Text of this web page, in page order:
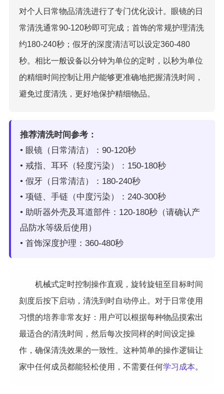
对个人日常物品清洗进行了专门优化设计。眼镜的日
常清洗通常90-120秒即可完成；首饰的常规护理清洗
约180-240秒；假牙的深度清洁可以设定360-480
秒。相比一般设备以分钟为单位的定时，以秒为单位
的精细时间控制让用户能够更准确地把握清洗时间，
避免过度清洗，更好地保护精细物品。
推荐清洗时间参考：
• 眼镜（日常清洁）：90-120秒
• 戒指、耳环（轻度污染）：150-180秒
• 假牙（日常清洁）：180-240秒
• 项链、手链（中度污染）：240-300秒
• 助听器外壳及耳道部件：120-180秒（请确认产
品防水等级后使用）
• 首饰深度护理：360-480秒
机械式定时控制操作直观，旋转旋钮至目标时间
刻度后按下启动，清洗到时自动停止。对于日常使用
习惯的培养非常友好：用户可以根据每种物品摸索出
最适合的清洗时间，然后每次按同样的时间设定操
作，确保清洗效果的一致性。这种简单的操作逻辑让
家中任何成员都能轻松使用，不需要任何学习成本。